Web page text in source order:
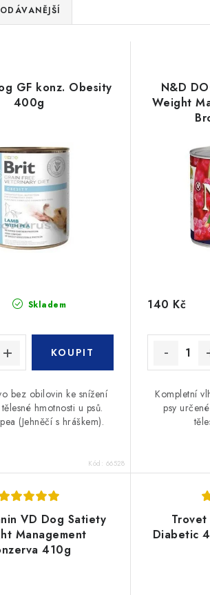
GF konz. Obesity
400g
Skladem
bez obilovin ke snížení
hmotnosti u psů.
(Jehněčí s hráškem).
Kód: 66528
N&D
Weight
140 Kč
Kompletní
psy
VD Dog Satiety
Management
410g
Diabetic